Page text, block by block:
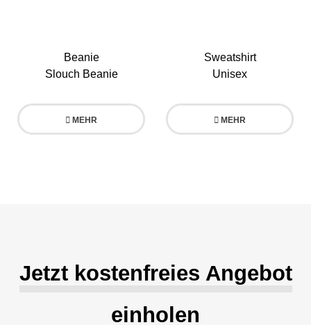
Beanie
Slouch Beanie
MEHR
Sweatshirt
Unisex
MEHR
Jetzt kostenfreies Angebot
einholen